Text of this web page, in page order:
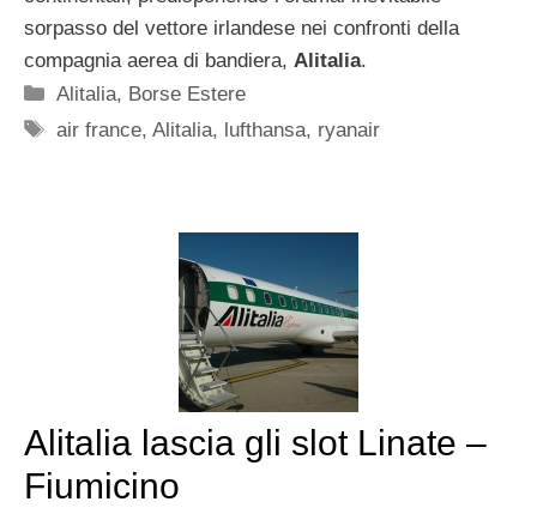
sorpasso del vettore irlandese nei confronti della
compagnia aerea di bandiera, Alitalia.
Categorie
Alitalia, Borse Estere
Tag
air france,Alitalia, lufthansa, ryanair
Alitalia lascia gli slot Linate –
Fiumicino